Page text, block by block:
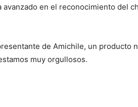
avanzado en el reconocimiento del
de Amichile, un producto
muy orgullosos.